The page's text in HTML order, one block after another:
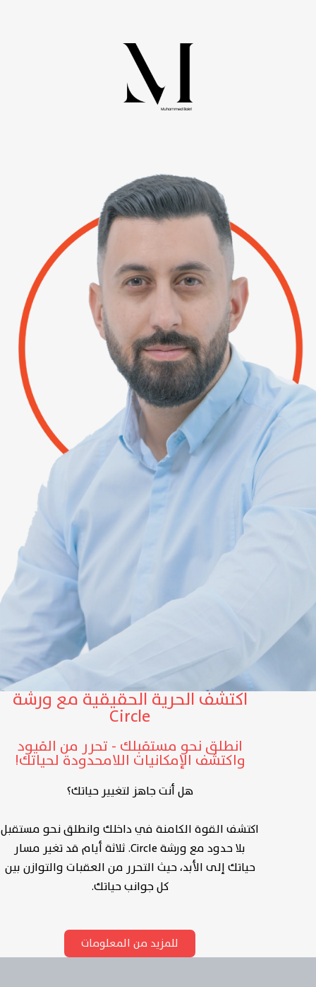
اكتشف الحرية الحقيقية مع ورشة
Circle
انطلق نحو مستقبلك - تحرر من القيود
واكتشف الإمكانيات اللامحدودة لحياتك!
هل أنت جاهز لتغيير حياتك؟
اكتشف القوة الكامنة في داخلك وانطلق نحو مستقبل
بلا حدود مع ورشة Circle. ثلاثة أيام قد تغير مسار
حياتك إلى الأبد، حيث التحرر من العقبات والتوازن بين
كل جوانب حياتك.
للمزيد من المعلومات